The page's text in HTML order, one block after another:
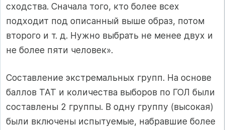
сходства. Сначала того, кто более всех
подходит под описанный выше образ, потом
второго и т. д. Нужно выб­рать не менее двух и
не более пяти человек».
Составление экстремальных групп. На основе
баллов ТАТ и ко­личества выборов по ГОЛ были
составлены 2 группы. В одну группу (высокая)
были включены испытуемые, набравшие более